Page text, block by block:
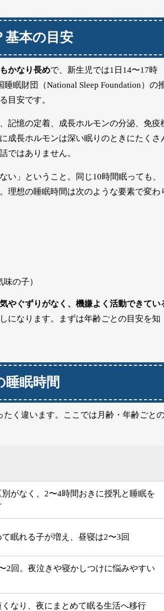
基本の目安
かなり長めで、新生児では1日14〜17時
眠財団（National Sleep Foundation）の
目安です。
記憶の定着、成長ホルモンの分泌、免疫
成長ホルモンは深い眠りのときにたくさ
ではありません。
」ということ。同じ10時間眠っても、
理想の睡眠時間は次のような要素で変わ
の子）
やぐずりがなく、機嫌よく活動できてい
になります。まずは年齢ごとの目安を知
睡眠時間
く違います。ここでは月齢・年齢ごと
がなく、2〜4時間おきに授乳と睡眠を
眠れる子が増え、昼寝は2〜3回
2回。夜泣きや寝かしつけに悩みやすい
なり、夜にまとめて眠る生活へ移行